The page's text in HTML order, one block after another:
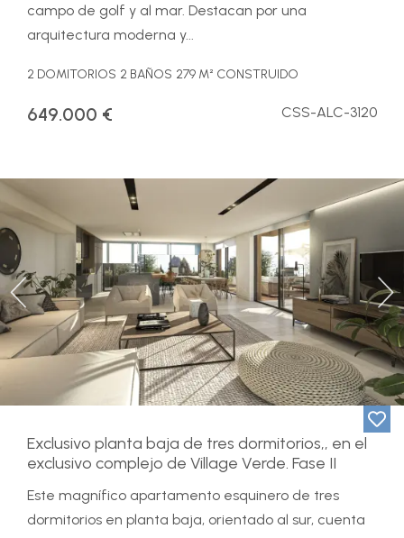
campo de golf y al mar. Destacan por una
arquitectura moderna y...
2 DOMITORIOS 2 BAÑOS 279 M² CONSTRUIDO
649.000 € CSS-ALC-3120
Previous
Exclusivo planta baja de tres dormitorios,, en el
exclusivo complejo de Village Verde. Fase II
Este magnífico apartamento esquinero de tres
dormitorios en planta baja, orientado al sur, cuenta